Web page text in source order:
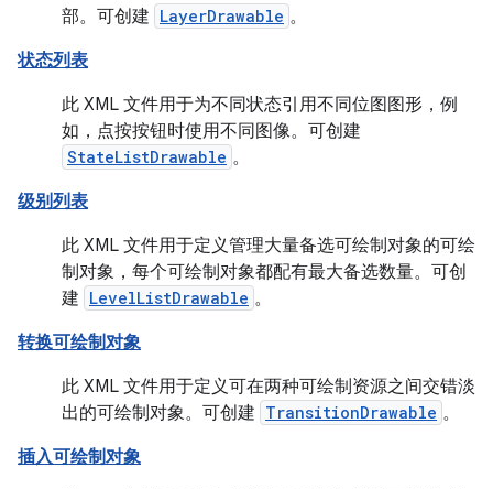
部。可创建 LayerDrawable 。
状态列表
此 XML 文件用于为不同状态引用不同位图图形，例
如，点按按钮时使用不同图像。可创建
StateListDrawable 。
级别列表
此 XML 文件用于定义管理大量备选可绘制对象的可绘
制对象，每个可绘制对象都配有最大备选数量。可创
建 LevelListDrawable 。
转换可绘制对象
此 XML 文件用于定义可在两种可绘制资源之间交错淡
出的可绘制对象。可创建 TransitionDrawable 。
插入可绘制对象